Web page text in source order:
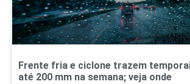
Frente fria e ciclone trazem
até 200 mm na semana; veja onde